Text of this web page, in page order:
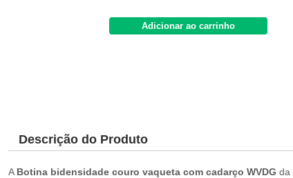
Adicionar ao carrinho
Descrição do Produto
A Botina bidensidade couro vaqueta com cadarço WVDG da